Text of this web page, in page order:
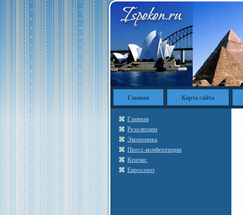
Главная Карта сайта
Главная
Резолюции
Экономика
Пресс-конференции
Кризис
Евросоюз